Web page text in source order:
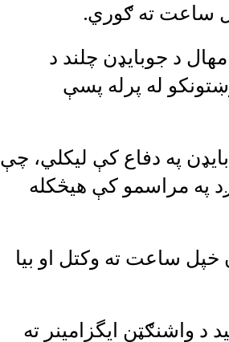
ساعت ته ګوري.
د جوبایډن چلند د
له پرله پسې
په دفاع کې لیکلي، چې
په مراسمو کې هیڅکله
ساعت ته وکتل او بیا
د واشنګټن ایگزامینر ته